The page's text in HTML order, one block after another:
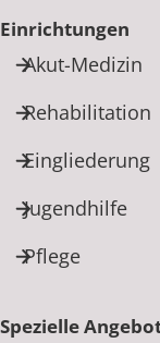
Einrichtungen
Akut-Medizin
Rehabilitation
Eingliederung
Jugendhilfe
Pflege
Spezielle